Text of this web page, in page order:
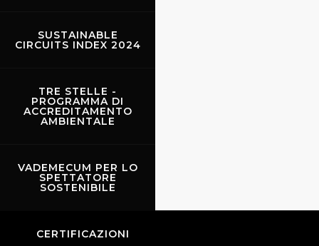
SUSTAINABLE
CIRCUITS INDEX 2024
TRE STELLE -
PROGRAMMA DI
ACCREDITAMENTO
AMBIENTALE
VADEMECUM PER LO
SPETTATORE
SOSTENIBILE
CERTIFICAZIONI